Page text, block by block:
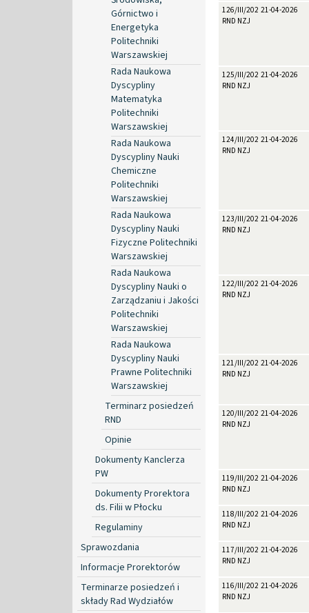
Górnictwo i
Energetyka
Politechniki
Warszawskiej
Rada Naukowa
Dyscypliny
Matematyka
Politechniki
Warszawskiej
Rada Naukowa
Dyscypliny Nauki
Chemiczne
Politechniki
Warszawskiej
Rada Naukowa
Dyscypliny Nauki
Fizyczne Politechniki
Warszawskiej
Rada Naukowa
Dyscypliny Nauki o
Zarządzaniu i Jakości
Politechniki
Warszawskiej
Rada Naukowa
Dyscypliny Nauki
Prawne Politechniki
Warszawskiej
Terminarz posiedzeń
RND
Opinie
Dokumenty Kanclerza
PW
Dokumenty Prorektora
ds. Filii w Płocku
Regulaminy
Sprawozdania
Informacje Prorektorów
Terminarze posiedzeń i
składy Rad Wydziałów
126/III/2026
RND NZJ
21-04-2026
125/III/2026
RND NZJ
21-04-2026
124/III/2026
RND NZJ
21-04-2026
123/III/2026
RND NZJ
21-04-2026
122/III/2026
RND NZJ
21-04-2026
121/III/2026
RND NZJ
21-04-2026
120/III/2026
RND NZJ
21-04-2026
119/III/2026
RND NZJ
21-04-2026
118/III/2026
RND NZJ
21-04-2026
117/III/2026
RND NZJ
21-04-2026
116/III/2026
RND NZJ
21-04-2026